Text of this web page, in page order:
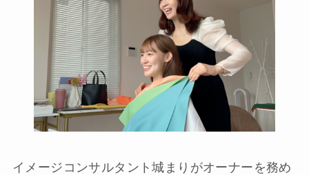
イメージコンサルタント城まりがオーナーを務め